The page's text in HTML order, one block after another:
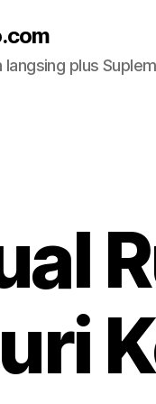
plus